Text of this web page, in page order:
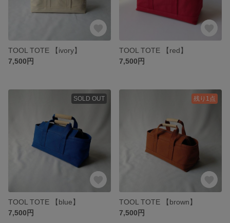
TOOL TOTE 【ivory】
7,500円
TOOL TOTE 【red】
7,500円
SOLD OUT
TOOL TOTE 【blue】
7,500円
残り1点
TOOL TOTE 【brown】
7,500円